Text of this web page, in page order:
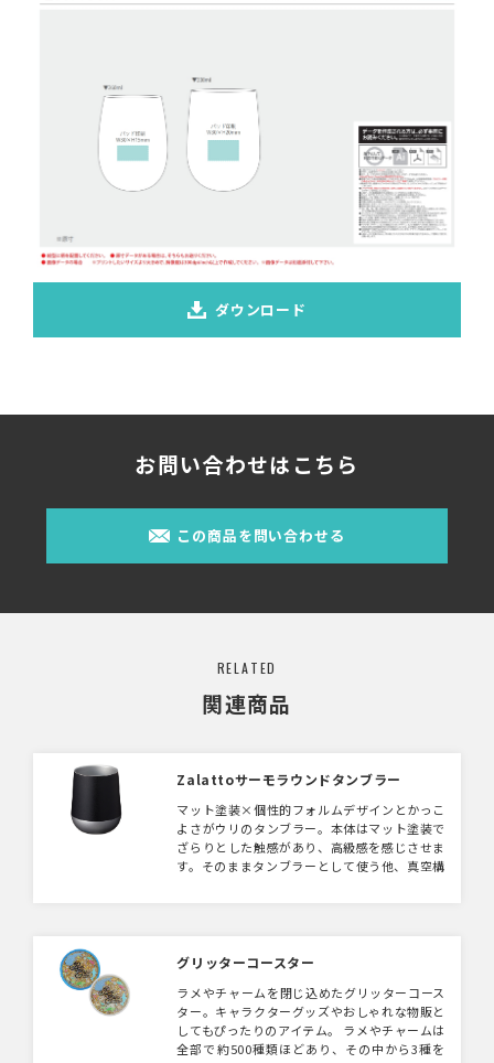
ダウンロード
お問い合わせはこちら
この商品を問い合わせる
RELATED
関連商品
Zalattoサーモラウンドタンブラー
マット塗装×個性的フォルムデザインとかっこ
よさがウリのタンブラー。本体はマット塗装で
ざらりとした触感があり、高級感を感じさせま
す。そのままタンブラーとして使う他、真空構
グリッターコースター
ラメやチャームを閉じ込めたグリッターコース
ター。キャラクターグッズやおしゃれな物販と
してもぴったりのアイテム。 ラメやチャームは
全部で約500種類ほどあり、その中から3種を